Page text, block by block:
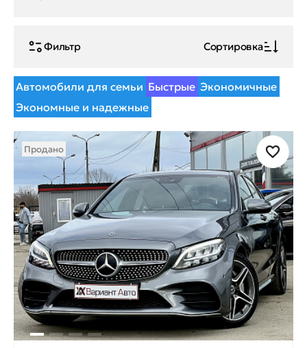
Фильтр Сортировка
Автомобили для семьи Быстрые Экономичные
Экономные и надежные
Продано